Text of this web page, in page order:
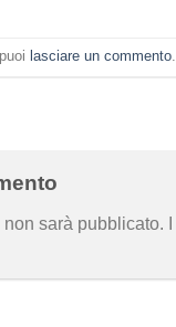
lasciare un commento
non sarà pubblicato.